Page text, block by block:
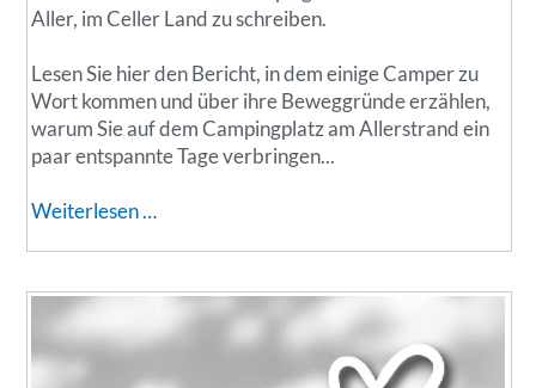
Aller, im Celler Land zu schreiben.
Lesen Sie hier den Bericht, in dem einige Camper zu
Wort kommen und über ihre Beweggründe erzählen,
warum Sie auf dem Campingplatz am Allerstrand ein
paar entspannte Tage verbringen...
Weiterlesen …C
l
s